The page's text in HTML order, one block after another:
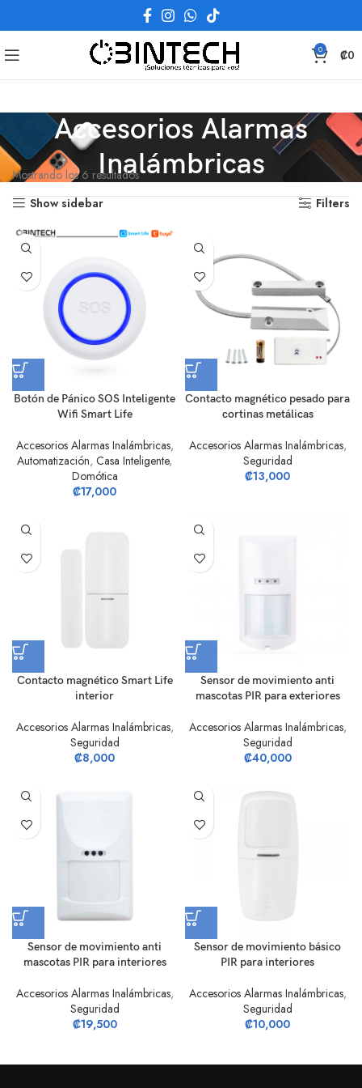
0 ₡0
Accesorios Alarmas
Inalámbricas
Mostrando los 6 resultados
Show sidebar
Filters
Botón de Pánico SOS Inteligente
Wifi Smart Life
Accesorios Alarmas Inalámbricas,
Automatización, Casa Inteligente,
Domótica
₡17,000
Contacto magnético pesado para
cortinas metálicas
Accesorios Alarmas Inalámbricas,
Seguridad
₡13,000
Contacto magnético Smart Life
interior
Accesorios Alarmas Inalámbricas,
Seguridad
₡8,000
Sensor de movimiento anti
mascotas PIR para exteriores
Accesorios Alarmas Inalámbricas,
Seguridad
₡40,000
Sensor de movimiento anti
mascotas PIR para interiores
Accesorios Alarmas Inalámbricas,
Seguridad
₡19,500
Sensor de movimiento básico
PIR para interiores
Accesorios Alarmas Inalámbricas,
Seguridad
₡10,000